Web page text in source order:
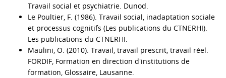
Travail social et psychiatrie. Dunod.
Le Poultier, F. (1986). Travail social, inadaptation sociale
et processus cognitifs (Les publications du CTNERHI).
Les publications du CTNERHI.
Maulini, O. (2010). Travail, travail prescrit, travail réel.
FORDIF, Formation en direction d'institutions de
formation, Glossaire, Lausanne.